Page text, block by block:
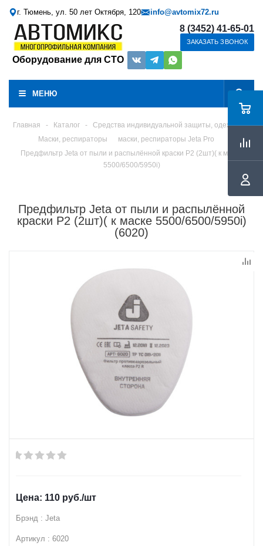
г. Тюмень, ул. 50 лет Октября, 120 info@avtomix72.ru
Оборудование для СТО
8 (3452) 41-65-01
ЗАКАЗАТЬ ЗВОНОК
МЕНЮ
Главная - Каталог -
Средства индивидуальной защиты, одежда
Маски, респираторы
маски, респираторы Jeta Pro
Предфильтр Jeta от пыли и распылённой краски Р2 (2шт)( к маске
5500/6500/5950i)
Предфильтр Jeta от пыли и распылённой
краски Р2 (2шт)( к маске 5500/6500/5950i)
(6020)
110 руб./шт
Брэнд : Jeta
Артикул : 6020